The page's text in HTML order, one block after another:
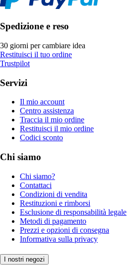
Spedizione e reso
30 giorni per cambiare idea
Restituisci il tuo ordine
Trustpilot
Servizi
Il mio account
Centro assistenza
Traccia il mio ordine
Restituisci il mio ordine
Codici sconto
Chi siamo
Chi siamo?
Contattaci
Condizioni di vendita
Restituzioni e rimborsi
Esclusione di responsabilità legale
Metodi di pagamento
Prezzi e opzioni di consegna
Informativa sulla privacy
I nostri negozi